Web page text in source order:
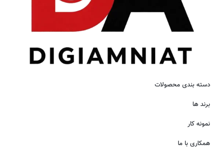
دسته بندی محصولات
برند ها
نمونه کار
همکاری با ما